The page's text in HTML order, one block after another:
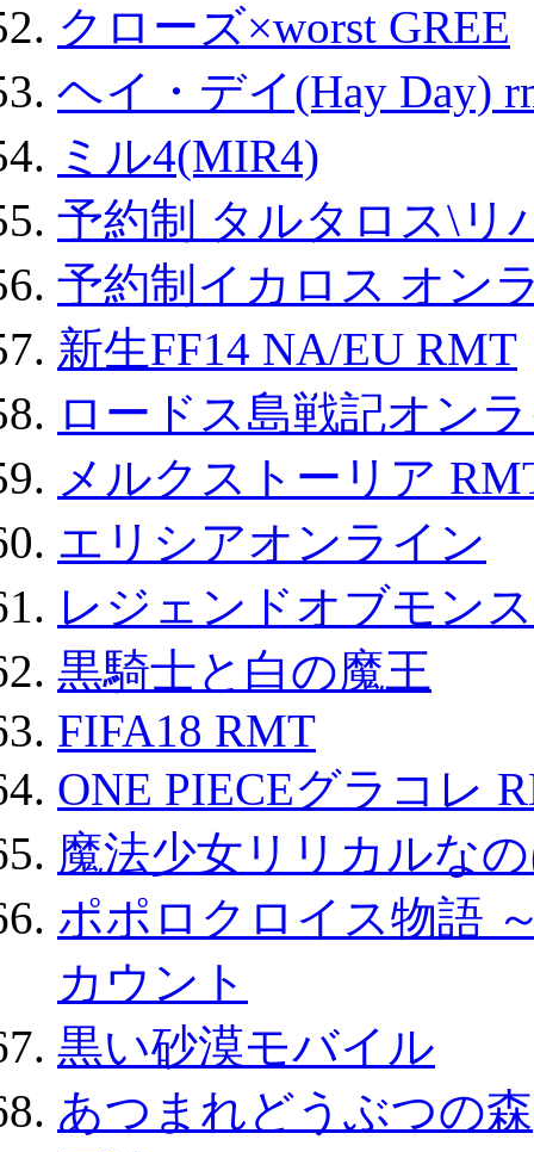
クローズ×worst GREE
ヘイ・デイ(Hay Day)
ミル4(MIR4)
予約制 タルタロス\リ
予約制イカロス オン
新生FF14 NA/EU RMT
ロードス島戦記オン
メルクストーリア
エリシアオンライン
レジェンドオブモン
黒騎士と白の魔王
FIFA18 RMT
ONE PIECEグラコレ
魔法少女リリカルな
ポポロクロイス物語
カウント
黒い砂漠モバイル
あつまれどうぶつの森